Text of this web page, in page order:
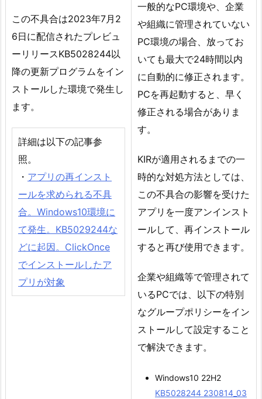
この不具合は2023年7月2
6日に配信されたプレビュ
ーリリースKB5028244以
降の更新プログラムをイン
ストールした環境で発生し
ます。
詳細は以下の記事参
照。
・ アプリの再インスト
ールを求められる不具
合。Windows10環境に
て発生。KB5029244な
どに起因。ClickOnce
でインストールしたア
プリが対象
一般的なPC環境や、企業
や組織に管理されていない
PC環境の場合、放ってお
いても最大で24時間以内
に自動的に修正されます。
PCを再起動すると、早く
修正される場合がありま
す。
KIRが適用されるまでの一
時的な対処方法としては、
この不具合の影響を受けた
アプリを一度アンインスト
ールして、再インストール
すると再び使用できます。
企業や組織等で管理されて
いるPCでは、以下の特別
なグループポリシーをイン
ストールして設定すること
で解決できます。
Windows10 22H2
KB5028244 230814_03